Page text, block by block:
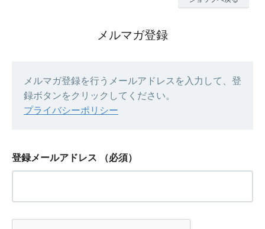
メルマガ登録
メルマガ登録を行うメールアドレスを入力して、登
録ボタンをクリックしてください。
プライバシーポリシー
登録メールアドレス （必須）